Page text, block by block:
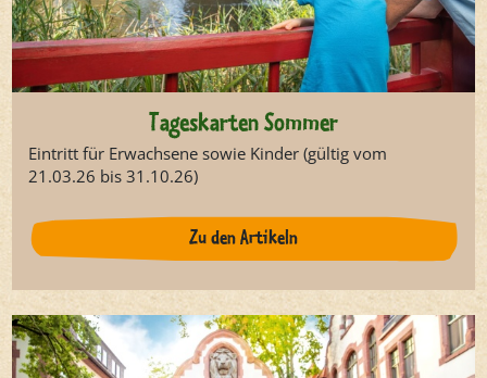
Tageskarten Sommer
Eintritt für Erwachsene sowie Kinder (gültig vom
21.03.26 bis 31.10.26)
Zu den Artikeln